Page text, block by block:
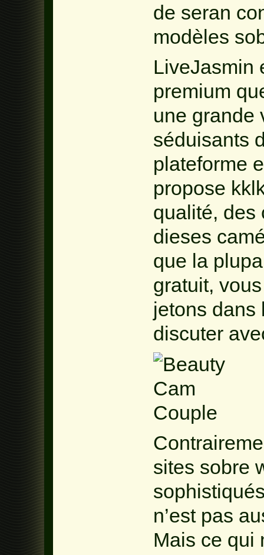
de seran
modèles
LiveJasmin
premium
une grande
séduisants
plateforme
propose
qualité, des
dieses
que la
gratuit,
jetons dans
discuter
sites sobre
n’est pas
Mais ce qui